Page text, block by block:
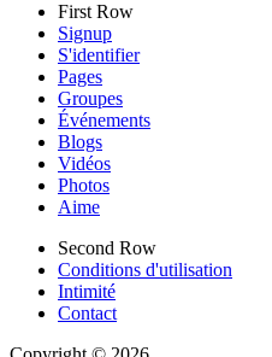
First Row
Signup
S'identifier
Pages
Groupes
Événements
Blogs
Vidéos
Photos
Aime
Second Row
Conditions d'utilisation
Intimité
Contact